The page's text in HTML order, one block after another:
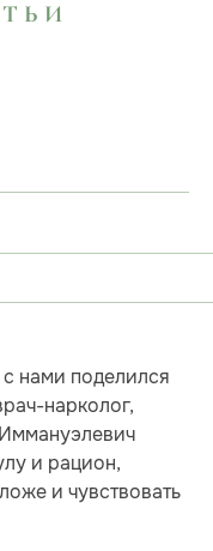
нами поделился
нарколог,
и рацион,
и чувствовать